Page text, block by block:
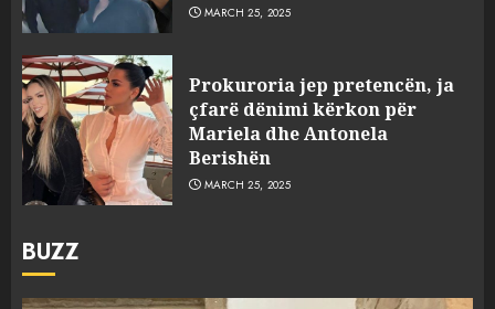
MARCH 25, 2025
Prokuroria jep pretencën, ja
çfarë dënimi kërkon për
Mariela dhe Antonela
Berishën
MARCH 25, 2025
BUZZ